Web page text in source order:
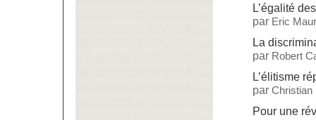
L’égalité
par Eric
La
par Robert
L’élitisme
par Christian
Pour une